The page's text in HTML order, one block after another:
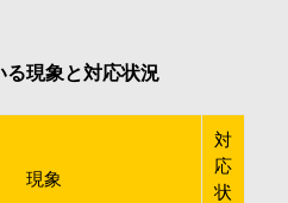
る現象と対応状況
現象
対
応
状